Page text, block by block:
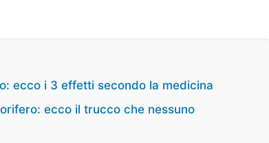
ecco i 3 effetti secondo la medicina
ecco il trucco che nessuno